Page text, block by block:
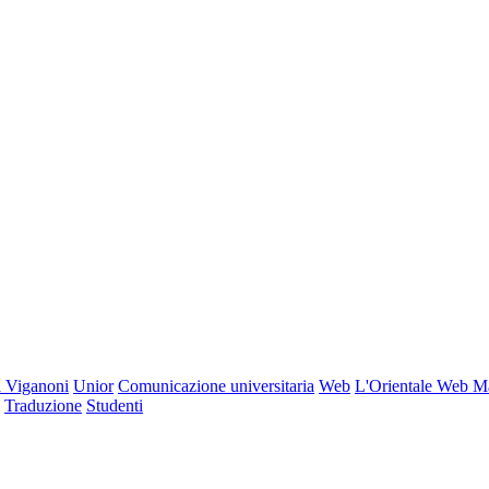
Viganoni Unior Comunicazione universitaria Web L'Orientale Web
Traduzione Studenti